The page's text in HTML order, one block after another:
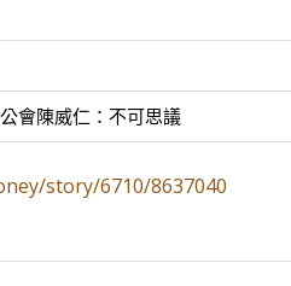
會陳威仁：不可思議
story/6710/8637040